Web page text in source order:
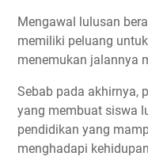
Mengawal lulusan
memiliki peluang
menemukan jalannya
Sebab pada akhirnya,
yang membuat siswa
pendidikan yang
menghadapi